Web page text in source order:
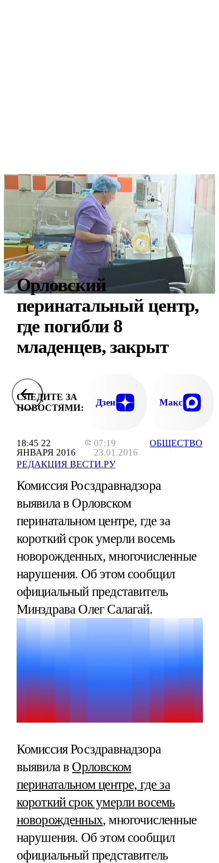
18:45 22
ЯНВАРЯ 2016
07:19
23.01.2016
РЕДАКЦИЯ ВЕСТИ.РУ
ОБЩЕСТВО
Орловский
перинатальный центр,
где погибли 8
младенцев, закрыт
СЛЕДИТЕ ЗА
НОВОСТЯМИ:
Дзен Макс
Комиссия Росздравнадзора
выявила в Орловском
перинатальном центре, где за
короткий срок умерли восемь
новорожденных, многочисленные
нарушения. Об этом сообщил
официальный представитель
Минздрава Олег Салагай.
Комиссия Росздравнадзора
выявила в Орловском
перинатальном центре, где за
короткий срок умерли восемь
новорожденных, многочисленные
нарушения. Об этом сообщил
официальный представитель